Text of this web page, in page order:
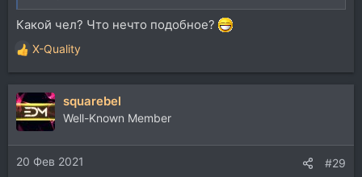
Какой чел? Что нечто подобное?
Р
е
а
к
ц
и
и
:
X-Quality
squarebel
Well-Known Member
20 Фев 2021 #29